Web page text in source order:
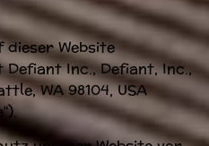
Website
Inc., Defiant, Inc.,
WA 98104, USA